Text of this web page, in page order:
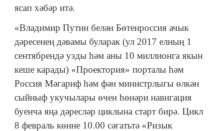
ясап хәбәр итә.
«Владимир Путин белән Бөтенроссия ачык
дәресенең дәвамы буларак (ул 2017 елның 1
сентябрендә узды һәм аны 10 миллионга якын
кеше карады) «Проектория» порталы һәм
Россия Мәгариф һәм фән министрлыгы өлкән
сыйныф укучылары өчен һөнәри навигация
буенча яңа дәресләр циклына старт бирә. Цикл
8 февраль көнне 10.00 сәгатьтә «Ризык